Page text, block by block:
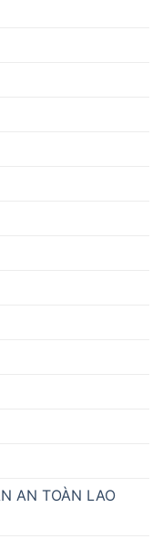
AN TOÀN LAO